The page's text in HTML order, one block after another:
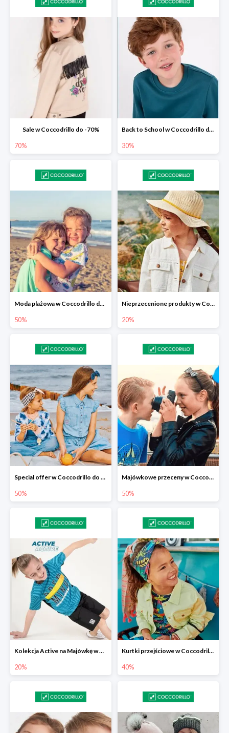
Sale w Coccodrillo do -70%
70%
Back to School w Coccodrillo do -30%
30%
Moda plażowa w Coccodrillo do -50%
50%
Nieprzecenione produkty w Coccodrillo -20%
20%
Special offer w Coccodrillo do -50%
50%
Majówkowe przeceny w Coccodrillo do -50%
50%
Kolekcja Active na Majówkę w Coccodrillo -20%
20%
Kurtki przejściowe w Coccodrillo do -40%
40%